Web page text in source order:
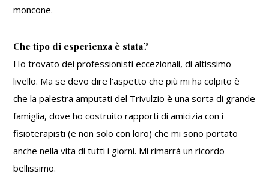
moncone.
Che tipo di esperienza è stata?
Ho trovato dei professionisti eccezionali, di altissimo
livello. Ma se devo dire l’aspetto che più mi ha colpito è
che la palestra amputati del Trivulzio è una sorta di grande
famiglia, dove ho costruito rapporti di amicizia con i
fisioterapisti (e non solo con loro) che mi sono portato
anche nella vita di tutti i giorni. Mi rimarrà un ricordo
bellissimo.